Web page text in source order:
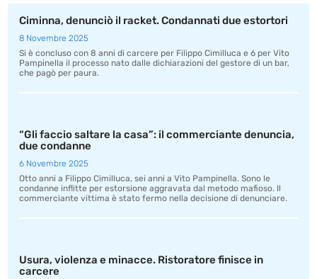
Ciminna, denunciò il racket. Condannati due estortori
8 Novembre 2025
Si è concluso con 8 anni di carcere per Filippo Cimilluca e 6 per Vito
Pampinella il processo nato dalle dichiarazioni del gestore di un bar,
che pagò per paura.
“Gli faccio saltare la casa”: il commerciante denuncia,
due condanne
6 Novembre 2025
Otto anni a Filippo Cimilluca, sei anni a Vito Pampinella. Sono le
condanne inflitte per estorsione aggravata dal metodo mafioso. Il
commerciante vittima è stato fermo nella decisione di denunciare.
Usura, violenza e minacce. Ristoratore finisce in
carcere